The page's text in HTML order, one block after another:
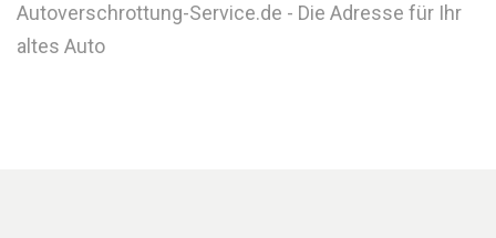
Autoverschrottung-Service.de - Die Adresse für Ihr
altes Auto